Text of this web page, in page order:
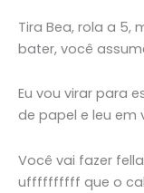
Tira Bea, rola a 5,
bater, você
Eu vou virar para
de papel e leu em
Você vai fazer
uffffffffff que o